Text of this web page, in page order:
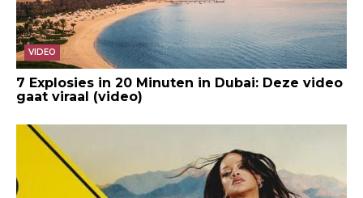
VIDEO
7 Explosies in 20 Minuten in Dubai: Deze video
gaat viraal (video)